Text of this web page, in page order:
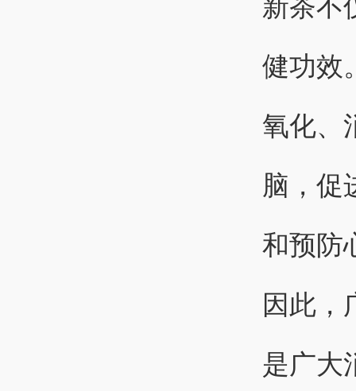
新茶不
健功效
氧化、
脑，促
和预防
因此，
是广大